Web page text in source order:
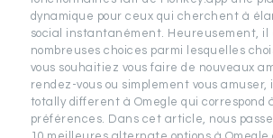
dynamique pour ceux qui cherchent à
social instantanément. Heureusement, il
nombreuses choices parmi lesquelles
vous souhaitiez vous faire de nouveaux
rendez-vous ou simplement vous amuser,
totally different à Omegle qui correspond
préférences. Dans cet article, nous